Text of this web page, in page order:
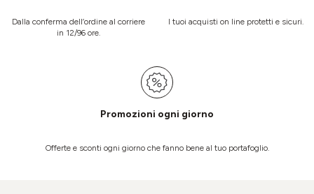
Dalla conferma dell’ordine al corriere
in 12/96 ore.
I tuoi acquisti on line protetti e sicuri.
Promozioni ogni giorno
Offerte e sconti ogni giorno che fanno bene al tuo portafoglio.